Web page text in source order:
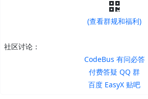
(查看群规和福利)
社区讨论：
CodeBus 有问必答
付费答疑 QQ 群
百度 EasyX 贴吧